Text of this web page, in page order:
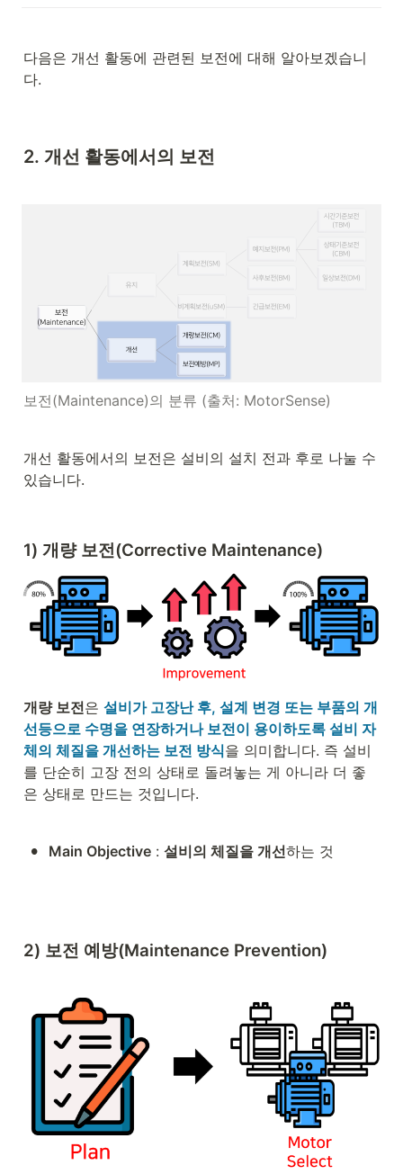
다음은 개선 활동에 관련된 보전에 대해 알아보겠습니
다.
2. 개선 활동에서의 보전
보전(Maintenance)의 분류 (출처: MotorSense)
개선 활동에서의 보전은 설비의 설치 전과 후로 나눌 수
있습니다.
1) 개량 보전(Corrective Maintenance)
개량 보전은 설비가 고장난 후, 설계 변경 또는 부품의 개
선등으로 수명을 연장하거나 보전이 용이하도록 설비 자
체의 체질을 개선하는 보전 방식을 의미합니다. 즉 설비
를 단순히 고장 전의 상태로 돌려놓는 게 아니라 더 좋
은 상태로 만드는 것입니다.
• Main Objective : 설비의 체질을 개선하는 것
2) 보전 예방(Maintenance Prevention)